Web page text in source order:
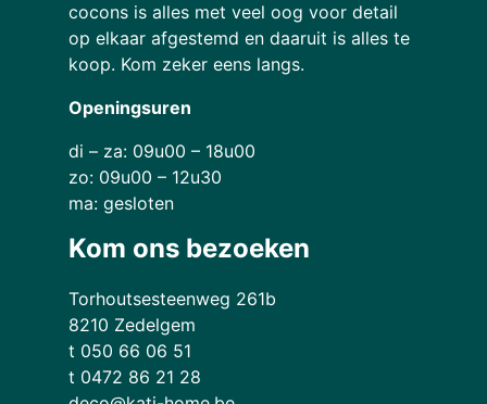
cocons is alles met veel oog voor detail
op elkaar afgestemd en daaruit is alles te
koop. Kom zeker eens langs.
Openingsuren
di – za: 09u00 – 18u00
zo: 09u00 – 12u30
ma: gesloten
Kom ons bezoeken
Torhoutsesteenweg 261b
8210 Zedelgem
t 050 66 06 51
t 0472 86 21 28